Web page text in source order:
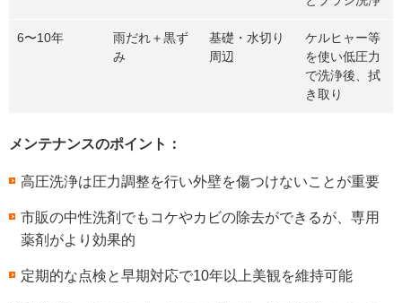
6〜10年
雨だれ＋黒ず
み
基礎・水切り
周辺
ケルヒャー等
を使い低圧力
で洗浄後、拭
き取り
メンテナンスのポイント：
高圧洗浄は圧力調整を行い外壁を傷つけないことが重要
市販の中性洗剤でもコケやカビの除去ができるが、専用
薬剤がより効果的
定期的な点検と早期対応で10年以上美観を維持可能